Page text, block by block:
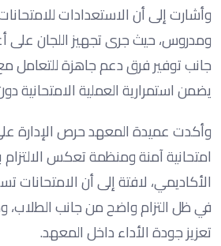
وأشارت إلى أن الاستعدادات
ومدروس، حيث جرى تجهيز اللجان
جانب توفير فرق دعم جاهزة للتعامل
يضمن استمرارية العملية الامتحانية
وأكدت عميدة المعهد حرص الإدارة
امتحانية آمنة ومنظمة تعكس الالتزام
الأكاديمي، لافتة إلى أن الامتحانات
في ظل التزام واضح من جانب
تعزيز جودة الأداء داخل المعهد.